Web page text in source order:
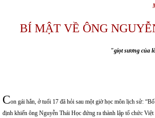
BÍ MẬT VỀ ÔNG
"giọt sương của
Con gái hắn, ở tuổi 17 đã hỏi sau một giờ học môn lịch sử:
định khiến ông Nguyễn Thái Học đứng ra thành lập tổ chức